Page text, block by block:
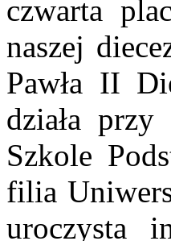
czwarta
naszej
Pawła II
działa
Szkole
filia
uroczysta